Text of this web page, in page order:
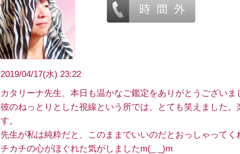
2019/04/17(水) 23:22
カタリーナ先生、本日も温かなご鑑定をありがとうございま
彼のねっとりとした視線という所では、とても笑えました。
す。
先生が私は純粋だと、このままでいいのだとおっしゃってく
チカチの心がほぐれた気がしましたm(_ _)m